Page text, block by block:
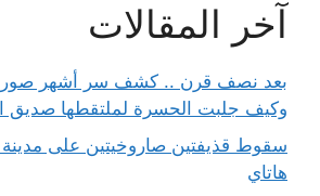
آخر المقالات
بعد نصف قرن .. كشف سر أشهر
وكيف جلبت الحسرة لملتقطها صديق
سقوط قذيفتين صاروخيتين على مدينة
هاتاي